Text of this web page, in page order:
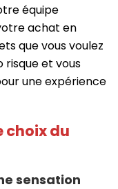
équipe
achat en
que vous voulez
risque et vous
une expérience
choix du
sensation